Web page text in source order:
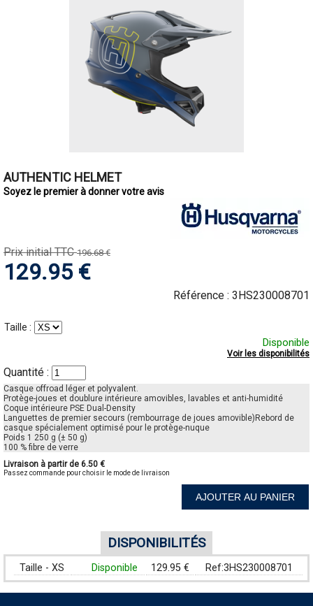
AUTHENTIC HELMET
Soyez le premier à donner votre avis
Prix initial TTC196.68 €
129.95 €
Référence : 3HS230008701
Taille :
Disponible
Voir les disponibilités
Quantité :
Casque offroad léger et polyvalent.
Protège-joues et doublure intérieure amovibles, lavables et anti-humidité
Coque intérieure PSE Dual-Density
Languettes de premier secours (rembourrage de joues amovible)Rebord de
casque spécialement optimisé pour le protège-nuque
Poids 1 250 g (± 50 g)
100 % fibre de verre
Livraison à partir de 6.50 €
Passez commande pour choisir le mode de livraison
AJOUTER AU PANIER
DISPONIBILITÉS
Taille - XS Disponible 129.95 € Ref:3HS230008701